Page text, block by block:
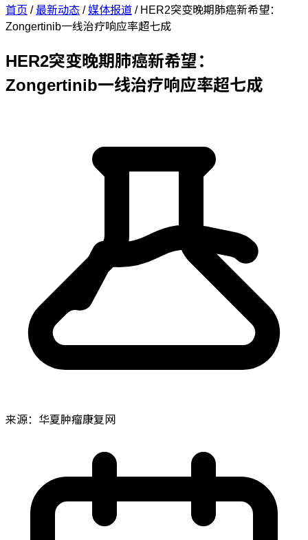
首页 /最新动态/媒体报道/ HER2突变晚期肺癌新希望：
Zongertinib一线治疗响应率超七成
HER2突变晚期肺癌新希望：
Zongertinib一线治疗响应率超七成
来源：华夏肿瘤康复网